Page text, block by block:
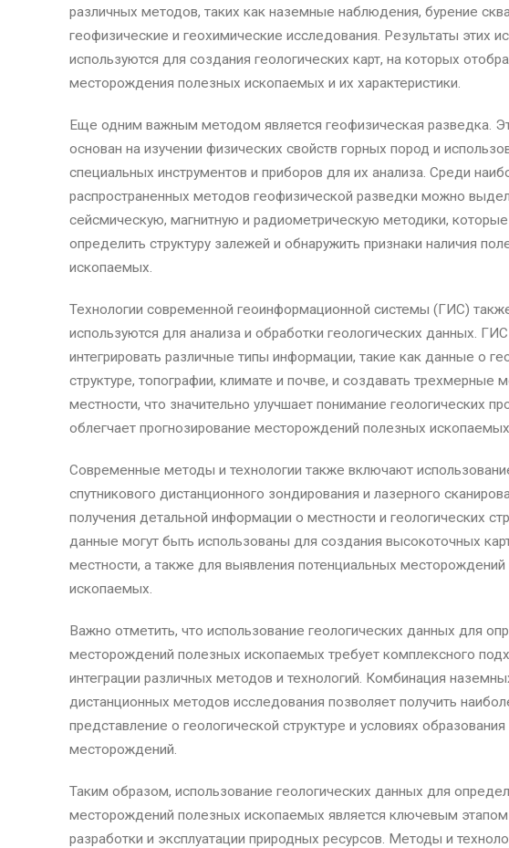
различных методов, таких как наземные наблюдения, бурение
геофизические и геохимические исследования. Результаты этих
используются для создания геологических карт, на которых
месторождения полезных ископаемых и их характеристики.
Еще одним важным методом является геофизическая разведка.
основан на изучении физических свойств горных пород и
специальных инструментов и приборов для их анализа. Среди
распространенных методов геофизической разведки можно
сейсмическую, магнитную и радиометрическую методики,
определить структуру залежей и обнаружить признаки наличия
ископаемых.
Технологии современной геоинформационной системы (ГИС)
используются для анализа и обработки геологических данных.
интегрировать различные типы информации, такие как данные о
структуре, топографии, климате и почве, и создавать трехмерные
местности, что значительно улучшает понимание геологических
облегчает прогнозирование месторождений полезных
Современные методы и технологии также включают
спутникового дистанционного зондирования и лазерного
получения детальной информации о местности и геологических
данные могут быть использованы для создания высокоточных
местности, а также для выявления потенциальных
ископаемых.
Важно отметить, что использование геологических данных для
месторождений полезных ископаемых требует комплексного
интеграции различных методов и технологий. Комбинация
дистанционных методов исследования позволяет получить
представление о геологической структуре и условиях образования
месторождений.
Таким образом, использование геологических данных для
месторождений полезных ископаемых является ключевым
разработки и эксплуатации природных ресурсов. Методы и